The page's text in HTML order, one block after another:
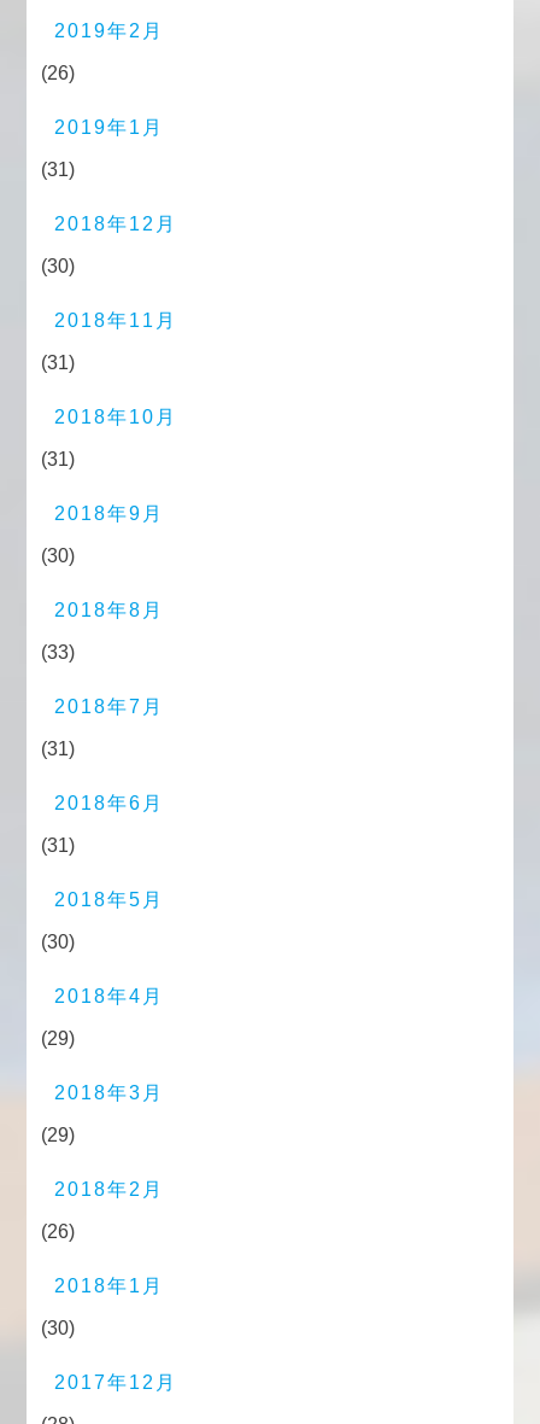
2019年2月
(26)
2019年1月
(31)
2018年12月
(30)
2018年11月
(31)
2018年10月
(31)
2018年9月
(30)
2018年8月
(33)
2018年7月
(31)
2018年6月
(31)
2018年5月
(30)
2018年4月
(29)
2018年3月
(29)
2018年2月
(26)
2018年1月
(30)
2017年12月